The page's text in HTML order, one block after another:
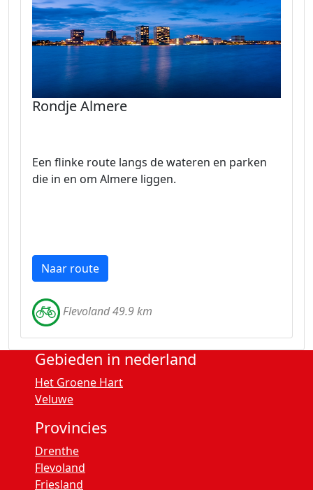
Rondje Almere
Een flinke route langs de wateren en parken
die in en om Almere liggen.
Naar route
Flevoland 49.9 km
Gebieden in nederland
Het Groene Hart
Veluwe
Provincies
Drenthe
Flevoland
Friesland